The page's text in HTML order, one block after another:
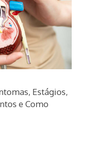
Estágios,
e Como